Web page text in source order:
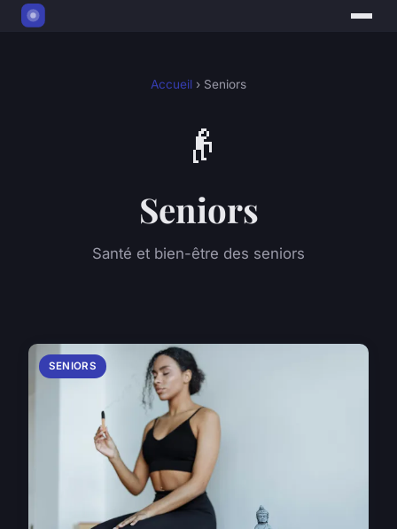
Accueil › Seniors
👴
Seniors
Santé et bien-être des seniors
SENIORS